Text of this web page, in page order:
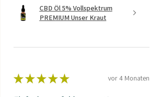
CBD Öl 5% Vollspektrum
PREMIUM Unser Kraut
★ ★ ★ ★ ★ vor 4 Monaten